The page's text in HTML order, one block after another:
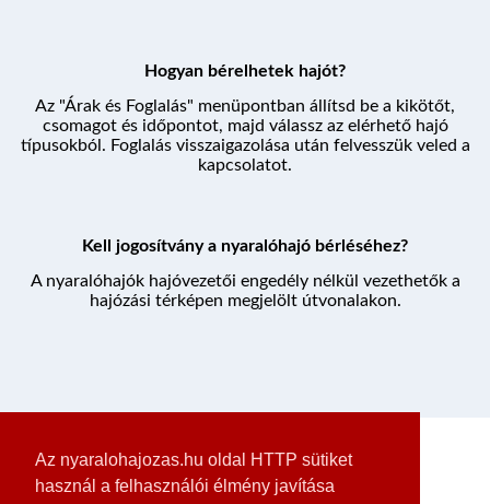
Az nyaralohajozas.hu oldal HTTP sütiket
használ a felhasználói élmény javítása
Hogyan bérelhetek hajót?
Az "Árak és Foglalás" menüpontban állítsd be a kikötőt,
csomagot és időpontot, majd válassz az elérhető hajó
típusokból. Foglalás visszaigazolása után felvesszük veled a
kapcsolatot.
Kell jogosítvány a nyaralóhajó bérléséhez?
A nyaralóhajók hajóvezetői engedély nélkül vezethetők a
hajózási térképen megjelölt útvonalakon.